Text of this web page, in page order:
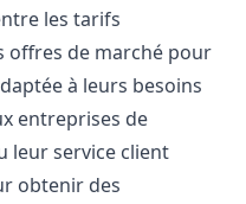
les tarifs
offres de marché pour
à leurs besoins
entreprises de
leur service client
obtenir des